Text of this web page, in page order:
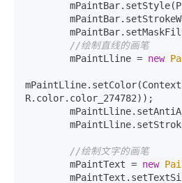
//绘制直线的画笔
        mPaintLline =
new
R.color.color_274782));
//绘制文字的画笔
        mPaintText =
new